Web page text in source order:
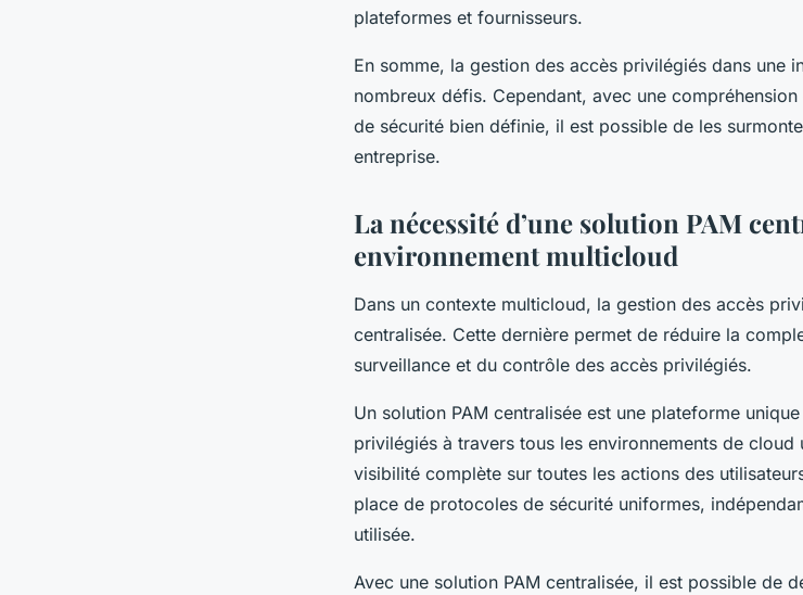
plateformes et fournisseurs.
En somme, la gestion des accès privilégiés dans une
nombreux défis. Cependant, avec une
de sécurité bien définie, il est possible de les
entreprise.
La nécessité d’une solution PAM
environnement multicloud
Dans un contexte multicloud, la gestion des accès
centralisée. Cette dernière permet de réduire la
surveillance et du contrôle des accès privilégiés.
Un solution PAM centralisée est une plateforme
privilégiés à travers tous les environnements de cloud
visibilité complète sur toutes les actions des
place de protocoles de sécurité uniformes,
utilisée.
Avec une solution PAM centralisée, il est possible de